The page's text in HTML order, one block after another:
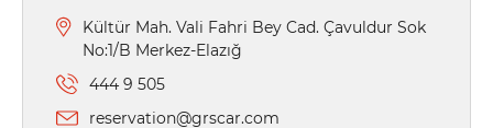
Kültür Mah. Vali Fahri Bey Cad. Çavuldur Sok
No:1/B Merkez-Elazığ
444 9 505
reservation@grscar.com